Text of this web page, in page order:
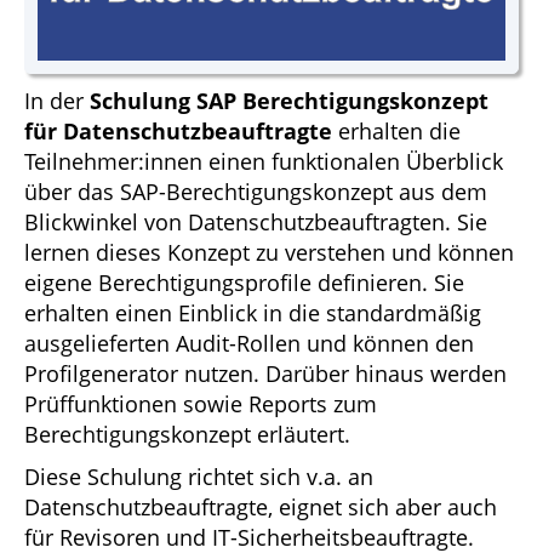
In der Schulung SAP Berechtigungskonzept
für Datenschutzbeauftragte erhalten die
Teilnehmer:innen einen funktionalen Überblick
über das SAP-Berechtigungskonzept aus dem
Blickwinkel von Datenschutzbeauftragten. Sie
lernen dieses Konzept zu verstehen und können
eigene Berechtigungsprofile definieren. Sie
erhalten einen Einblick in die standardmäßig
ausgelieferten Audit-Rollen und können den
Profilgenerator nutzen. Darüber hinaus werden
Prüffunktionen sowie Reports zum
Berechtigungskonzept erläutert.
Diese Schulung richtet sich v.a. an
Datenschutzbeauftragte, eignet sich aber auch
für Revisoren und IT-Sicherheitsbeauftragte.